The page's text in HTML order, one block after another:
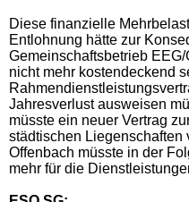
Diese finanzielle
Entlohnung hätte zur
Gemeinschaftsbetrieb
nicht mehr kostendeckend
Jahresverlust ausweisen
müsste ein neuer Vertrag
städtischen Liegenschaften
Offenbach müsste in der
mehr für die